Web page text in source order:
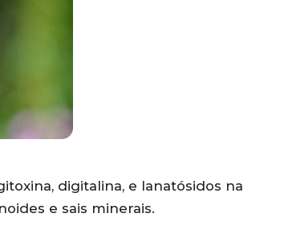
digitalina, e lanatósidos na
e sais minerais.